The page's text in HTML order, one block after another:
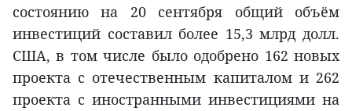
состоянию на 20 сентября общий объём
инвестиций составил более 15,3 млрд долл.
США, в том числе было одобрено 162 новых
проекта с отечественным капиталом и 262
проекта с иностранными инвестициями на